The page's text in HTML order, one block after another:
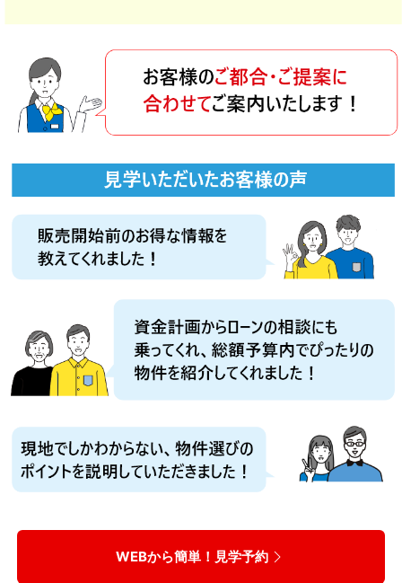
WEBから簡単！見学予約